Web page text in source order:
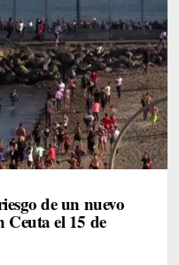
de un nuevo
Ceuta el 15 de